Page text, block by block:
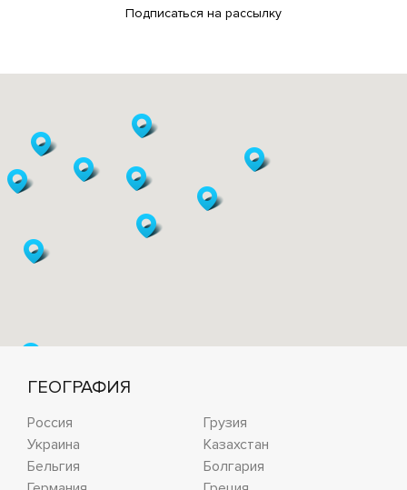
Подписаться на рассылку
ГЕОГРАФИЯ
Россия
Грузия
Украина
Казахстан
Бельгия
Болгария